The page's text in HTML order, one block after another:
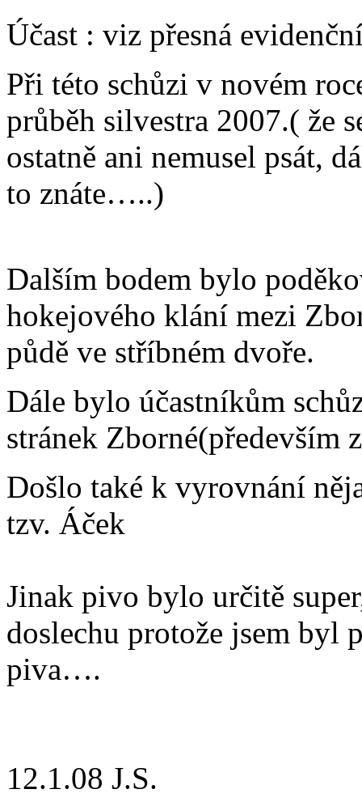
Účast : viz přesná
Při této schůzi v novém
průběh silvestra 2007.( že
ostatně ani nemusel psát,
to znáte…..)
Dalším bodem bylo
hokejového klání mezi
půdě ve stříbném dvoře.
Dále bylo účastníkům
stránek Zborné(především
Došlo také k vyrovnání
tzv. Áček
Jinak pivo bylo určitě
doslechu protože jsem
piva….
12.1.08 J.S.